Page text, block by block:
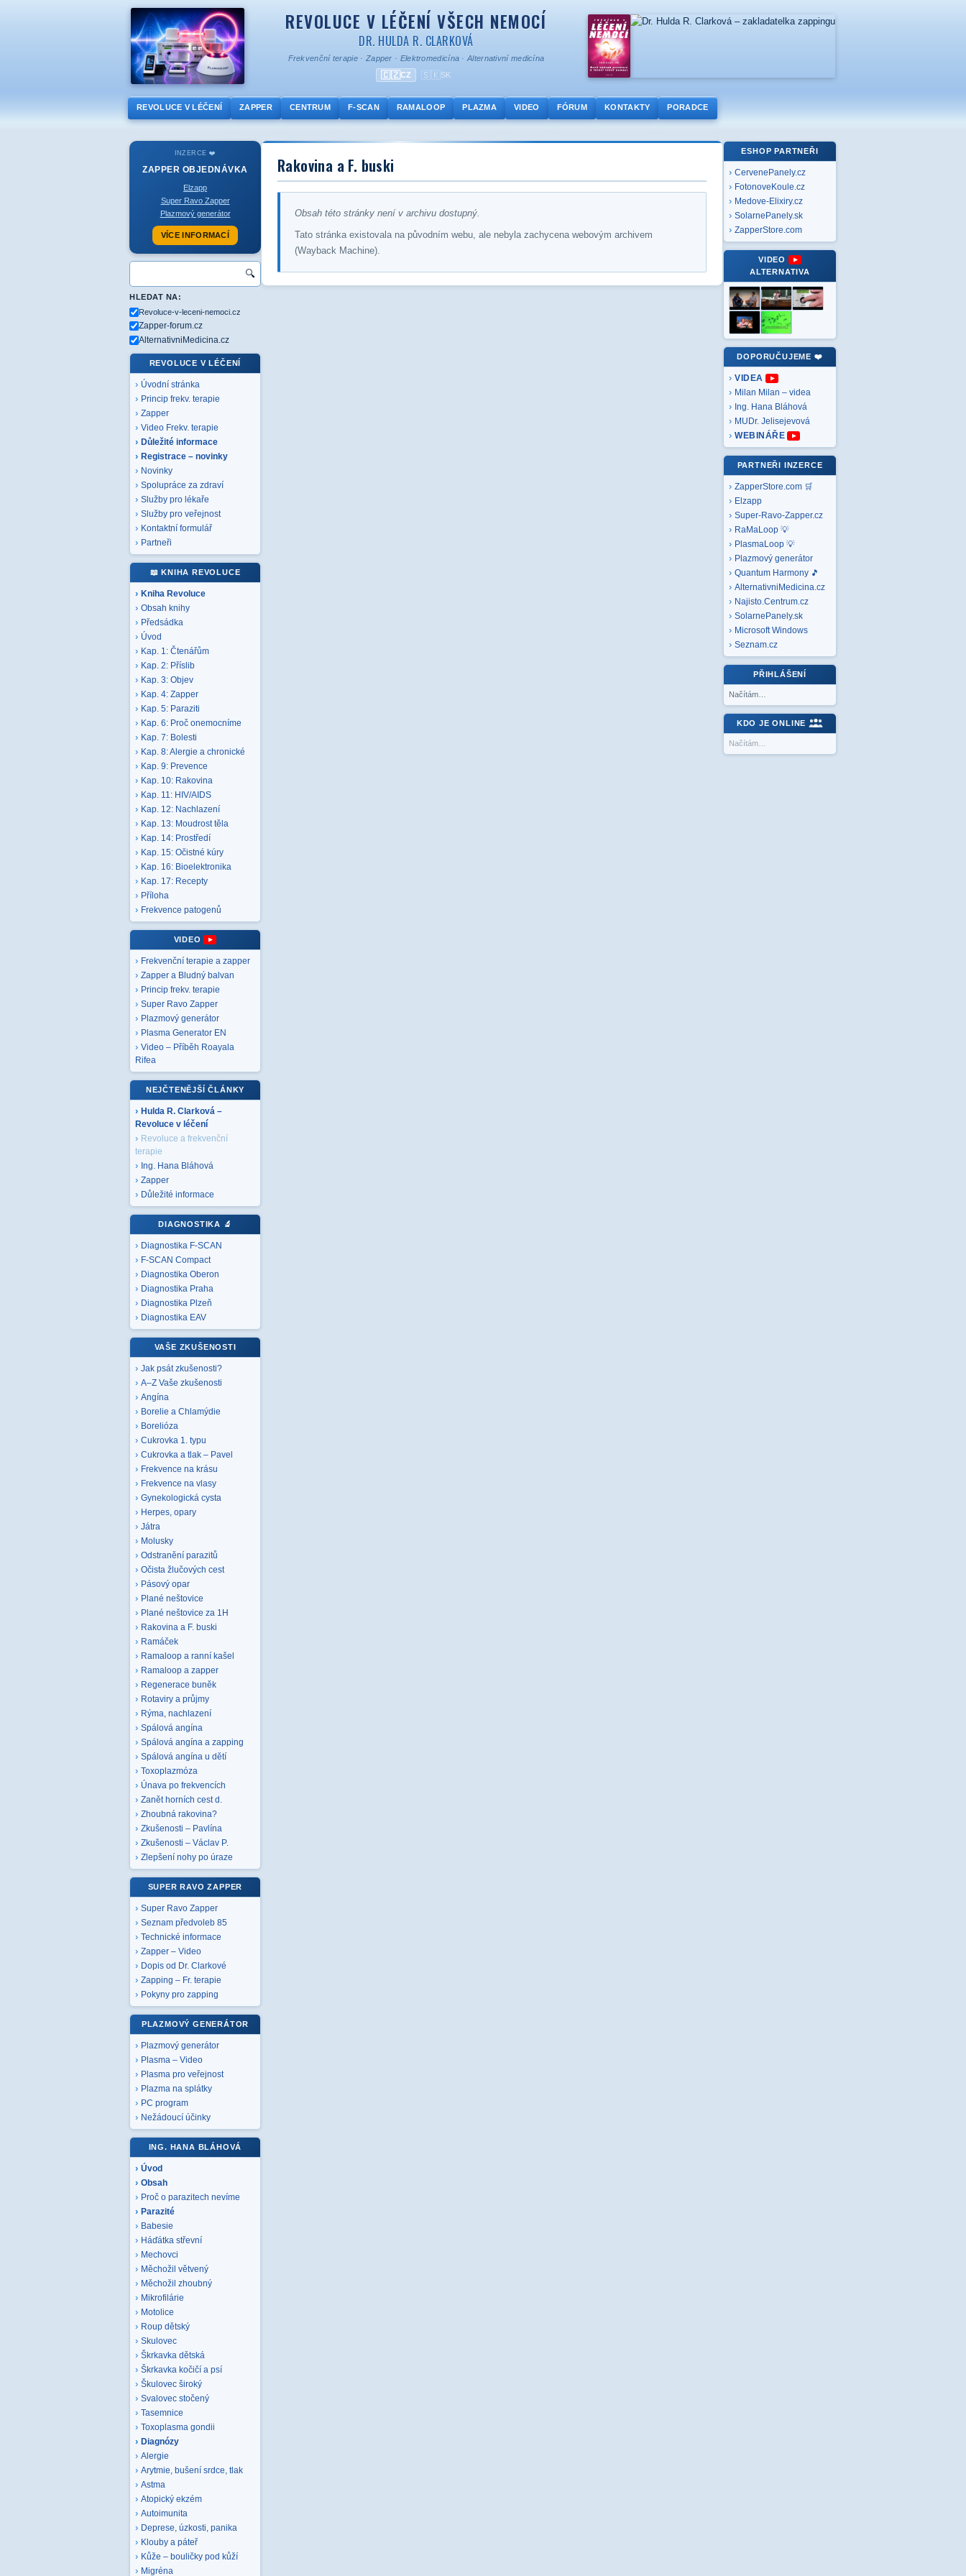
REVOLUCE V LÉČENÍ VŠECH NEMOCÍ
DR. HULDA R. CLARKOVÁ
Frekvenční terapie · Zapper · Elektromedicína ·Alternativní medicína
🇨🇿 CZ 🇸🇰SK
REVOLUCE V LÉČENÍ ZAPPER CENTRUM F-SCAN RAMALOOP PLAZMA VIDEO FÓRUM KONTAKTY PORADCE
INZERCE ❤️
ZAPPER OBJEDNÁVKA
Elzapp
Super Ravo Zapper
Plazmový generátor
VÍCE INFORMACÍ
🔍
HLEDAT NA:
Revoluce-v-leceni-nemoci.cz
Zapper-forum.cz
AlternativniMedicina.cz
REVOLUCE V LÉČENÍ
Úvodní stránka
Princip frekv. terapie
Zapper
Video Frekv. terapie
Důležité informace
Registrace – novinky
Novinky
Spolupráce za zdraví
Služby pro lékaře
Služby pro veřejnost
Kontaktní formulář
Partneři
📖 KNIHA REVOLUCE
Kniha Revoluce
Obsah knihy
Předsádka
Úvod
Kap. 1: Čtenářům
Kap. 2: Příslib
Kap. 3: Objev
Kap. 4: Zapper
Kap. 5: Paraziti
Kap. 6: Proč onemocníme
Kap. 7: Bolesti
Kap. 8: Alergie a chronické
Kap. 9: Prevence
Kap. 10: Rakovina
Kap. 11: HIV/AIDS
Kap. 12: Nachlazení
Kap. 13: Moudrost těla
Kap. 14: Prostředí
Kap. 15: Očistné kúry
Kap. 16: Bioelektronika
Kap. 17: Recepty
Příloha
Frekvence patogenů
VIDEO
Frekvenční terapie a zapper
Zapper a Bludný balvan
Princip frekv. terapie
Super Ravo Zapper
Plazmový generátor
Plasma Generator EN
Video – Příběh Roayala
Rifea
NEJČTENĚJŠÍ ČLÁNKY
Hulda R. Clarková –
Revoluce v léčení
Revoluce a frekvenční
terapie
Ing. Hana Bláhová
Zapper
Důležité informace
DIAGNOSTIKA 🔬
Diagnostika F-SCAN
F-SCAN Compact
Diagnostika Oberon
Diagnostika Praha
Diagnostika Plzeň
Diagnostika EAV
VAŠE ZKUŠENOSTI
Jak psát zkušenosti?
A–Z Vaše zkušenosti
Angína
Borelie a Chlamýdie
Borelióza
Cukrovka 1. typu
Cukrovka a tlak – Pavel
Frekvence na krásu
Frekvence na vlasy
Gynekologická cysta
Herpes, opary
Játra
Molusky
Odstranění parazitů
Očista žlučových cest
Pásový opar
Plané neštovice
Plané neštovice za 1H
Rakovina a F. buski
Ramáček
Ramaloop a ranní kašel
Ramaloop a zapper
Regenerace buněk
Rotaviry a průjmy
Rýma, nachlazení
Spálová angína
Spálová angína a zapping
Spálová angína u dětí
Toxoplazmóza
Únava po frekvencích
Zanět horních cest d.
Zhoubná rakovina?
Zkušenosti – Pavlína
Zkušenosti – Václav P.
Zlepšení nohy po úraze
SUPER RAVO ZAPPER
Super Ravo Zapper
Seznam předvoleb 85
Technické informace
Zapper – Video
Dopis od Dr. Clarkové
Zapping – Fr. terapie
Pokyny pro zapping
PLAZMOVÝ GENERÁTOR
Plazmový generátor
Plasma – Video
Plasma pro veřejnost
Plazma na splátky
PC program
Nežádoucí účinky
ING. HANA BLÁHOVÁ
Úvod
Obsah
Proč o parazitech nevíme
Parazité
Babesie
Háďátka střevní
Mechovci
Měchožil větvený
Měchožil zhoubný
Mikrofilárie
Motolice
Roup dětský
Skulovec
Škrkavka dětská
Škrkavka kočičí a psí
Škulovec široký
Svalovec stočený
Tasemnice
Toxoplasma gondii
Diagnózy
Alergie
Arytmie, bušení srdce, tlak
Astma
Atopický ekzém
Autoimunita
Deprese, úzkosti, panika
Klouby a páteř
Kůže – bouličky pod kůží
Migréna
Rakovina a F. buski
Obsah této stránky není v archivu dostupný.
Tato stránka existovala na původním webu, ale nebyla zachycena webovým archivem
(Wayback Machine).
ESHOP PARTNEŘI
CervenePanely.cz
FotonoveKoule.cz
Medove-Elixiry.cz
SolarnePanely.sk
ZapperStore.com
VIDEO
ALTERNATIVA
DOPORUČUJEME ❤️
VIDEA
Milan Milan – videa
Ing. Hana Bláhová
MUDr. Jelisejevová
WEBINÁŘE
PARTNEŘI INZERCE
ZapperStore.com 🛒
Elzapp
Super-Ravo-Zapper.cz
RaMaLoop 💡
PlasmaLoop 💡
Plazmový generátor
Quantum Harmony 🎵
AlternativniMedicina.cz
Najisto.Centrum.cz
SolarnePanely.sk
Microsoft Windows
Seznam.cz
PŘIHLÁŠENÍ
Načítám…
KDO JE ONLINE
Načítám…